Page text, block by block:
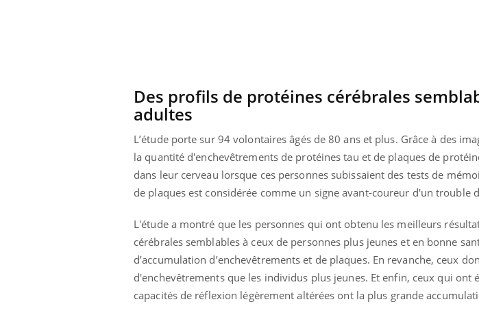
Des profils de protéines cérébrales
adultes
L’étude porte sur 94 volontaires âgés de 80 ans et plus. Grâce à des
la quantité d'enchevêtrements de protéines tau et de plaques de
dans leur cerveau lorsque ces personnes subissaient des tests de
de plaques est considérée comme un signe avant-coureur d'un trouble
L'étude a montré que les personnes qui ont obtenu les meilleurs
cérébrales semblables à ceux de personnes plus jeunes et en bonne
d’accumulation d’enchevêtrements et de plaques. En revanche, ceux
d'enchevêtrements que les individus plus jeunes. Et enfin, ceux qui ont
capacités de réflexion légèrement altérées ont la plus grande